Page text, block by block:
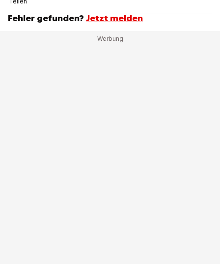
Fehler gefunden? Jetzt melden